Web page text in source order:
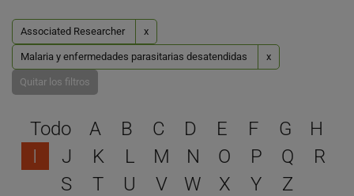
Associated Researcher x
Malaria y enfermedades parasitarias desatendidas x
Quitar los filtros
Selecciona una letra
Todo A B C D E F G
H
I
J K L M N O P Q
R
S
T U V W X Y Z